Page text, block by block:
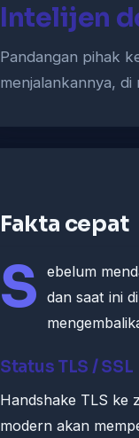
Intelijen
Pandangan pihak
menjalankannya, di
Fakta cepat
S ebelum
dan saat ini
Status TLS / SSL
Handshake TLS ke
modern akan